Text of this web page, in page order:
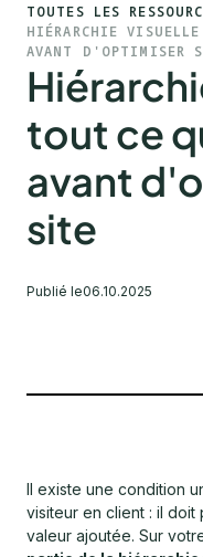
TOUTES LES
HIÉRARCHIE
AVANT D'OPTIMISER
tout ce
avant
site
Publié le06.10.2025
Il existe une condition
visiteur en client : il doit
valeur ajoutée. Sur